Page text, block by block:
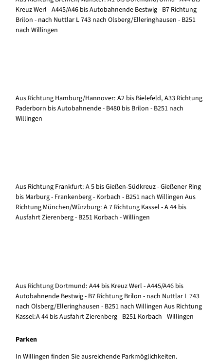
Kreuz Werl - A445/A46 bis Autobahnende Bestwig - B7 Richtung
Brilon - nach Nuttlar L 743 nach Olsberg/Elleringhausen - B251
nach Willingen
Aus Richtung Hamburg/Hannover: A2 bis Bielefeld, A33 Richtung
Paderborn bis Autobahnende - B480 bis Brilon - B251 nach
Willingen
Aus Richtung Frankfurt: A 5 bis Gießen-Südkreuz - Gießener Ring
bis Marburg - Frankenberg - Korbach - B251 nach Willingen Aus
Richtung München/Würzburg: A 7 Richtung Kassel - A 44 bis
Ausfahrt Zierenberg - B251 Korbach - Willingen
Aus Richtung Dortmund: A44 bis Kreuz Werl - A445/A46 bis
Autobahnende Bestwig - B7 Richtung Brilon - nach Nuttlar L 743
nach Olsberg/Elleringhausen - B251 nach Willingen Aus Richtung
Kassel:A 44 bis Ausfahrt Zierenberg - B251 Korbach - Willingen
Parken
In Willingen finden Sie ausreichende Parkmöglichkeiten.